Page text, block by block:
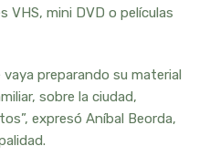
mini DVD o películas
preparando su material
sobre la ciudad,
expresó Aníbal Beorda,